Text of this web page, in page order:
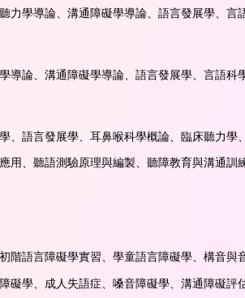
力學導論、溝通障礙學導論、語言發展學、
導論、溝通障礙學導論、語言發展學、言語
語言發展學、耳鼻喉科學概論、臨床聽力
、聽語測驗原理與編製、聽障教育與溝通
階語言障礙學實習、學童語言障礙學、構音
學、成人失語症、嗓音障礙學、溝通障礙